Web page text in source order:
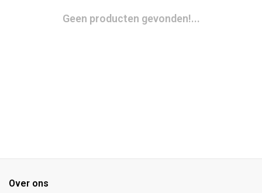
Geen producten gevonden!...
Over ons